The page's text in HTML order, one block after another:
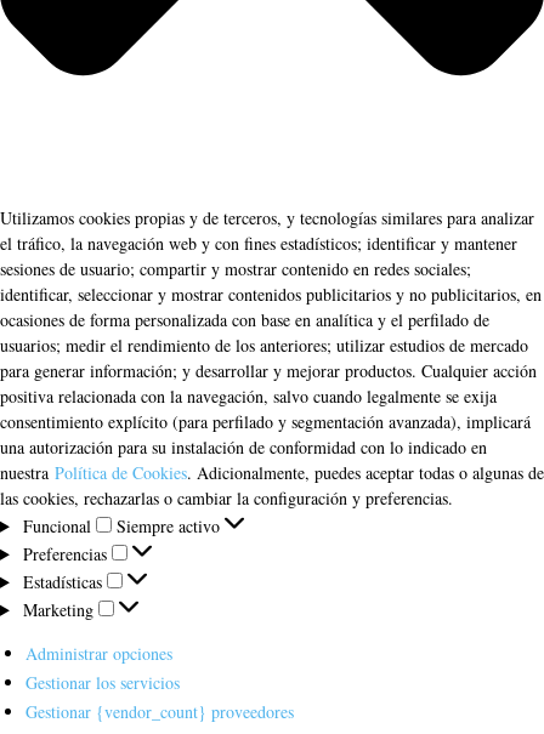
Utilizamos cookies propias y de terceros, y tecnologías similares para analizar
el tráfico, la navegación web y con fines estadísticos; identificar y mantener
sesiones de usuario; compartir y mostrar contenido en redes sociales;
identificar, seleccionar y mostrar contenidos publicitarios y no publicitarios, en
ocasiones de forma personalizada con base en analítica y el perfilado de
usuarios; medir el rendimiento de los anteriores; utilizar estudios de mercado
para generar información; y desarrollar y mejorar productos. Cualquier acción
positiva relacionada con la navegación, salvo cuando legalmente se exija
consentimiento explícito (para perfilado y segmentación avanzada), implicará
una autorización para su instalación de conformidad con lo indicado en
nuestra Política de Cookies. Adicionalmente, puedes aceptar todas o algunas de
las cookies, rechazarlas o cambiar la configuración y preferencias.
Funcional
Funcional
Siempre activo
Preferencias
Preferencias
Estadísticas
Estadísticas
Marketing
Marketing
Administrar opciones
Gestionar los servicios
Gestionar {vendor_count} proveedores